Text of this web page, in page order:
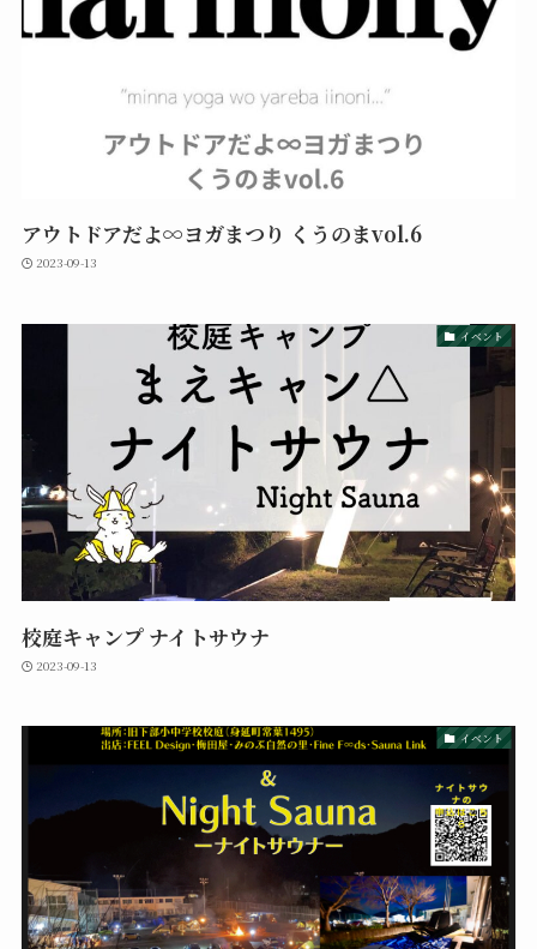
アウトドアだよ∞ヨガまつり くうのまvol.6
2023-09-13
イベント
校庭キャンプ ナイトサウナ
2023-09-13
イベント